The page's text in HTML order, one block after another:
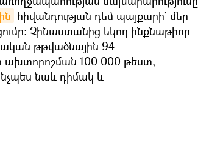
հիվանդության դեմ պայքարի` մեր
Չինաստանից եկող ինքնաթիռը
թթվածնային 94
ախտորոշման 100 000 թեստ,
նաև դիմակ և